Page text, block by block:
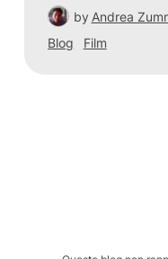
by Andrea
Blog
Film